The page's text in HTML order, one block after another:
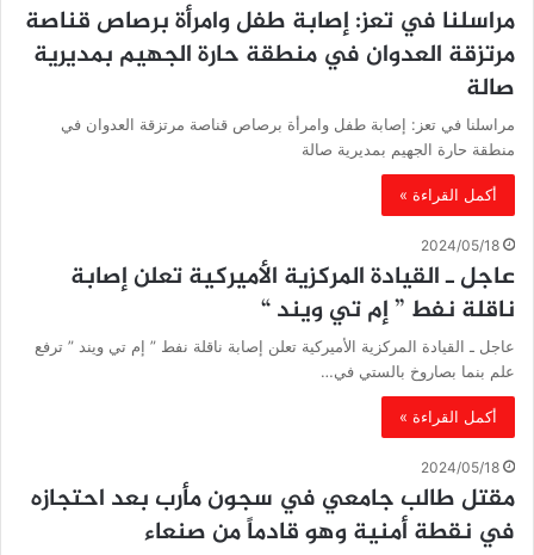
مراسلنا في تعز: إصابة طفل وامرأة برصاص قناصة
مرتزقة العدوان في منطقة حارة الجهيم بمديرية
صالة
مراسلنا في تعز: إصابة طفل وامرأة برصاص قناصة مرتزقة العدوان في
منطقة حارة الجهيم بمديرية صالة
أكمل القراءة »
2024/05/18
عاجل ـ القيادة المركزية الأميركية تعلن إصابة
ناقلة نفط ” إم تي ويند “
عاجل ـ القيادة المركزية الأميركية تعلن إصابة ناقلة نفط ” إم تي ويند ” ترفع
علم بنما بصاروخ بالستي في…
أكمل القراءة »
2024/05/18
مقتل طالب جامعي في سجون مأرب بعد احتجازه
في نقطة أمنية وهو قادماً من صنعاء